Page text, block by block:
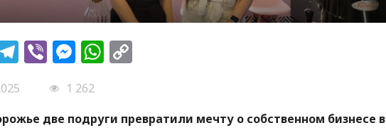
Telegram
ViberMessenger
WhatsApp
1 262
две подруги превратили мечту о собственном бизнесе в